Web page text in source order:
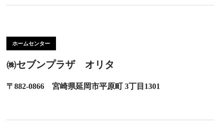
ホームセンター
㈱セブンプラザ オリタ
〒882-0866 宮崎県延岡市平原町 3丁目1301